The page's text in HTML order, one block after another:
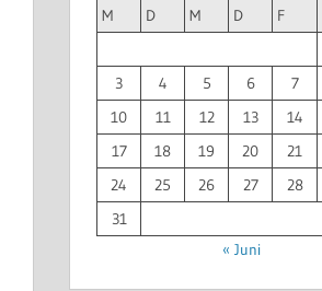
M D M D F
3
4 5 6 7
10
11 12 13 14
17
18 19 20 21
24
25 26 27 28
31
« Juni